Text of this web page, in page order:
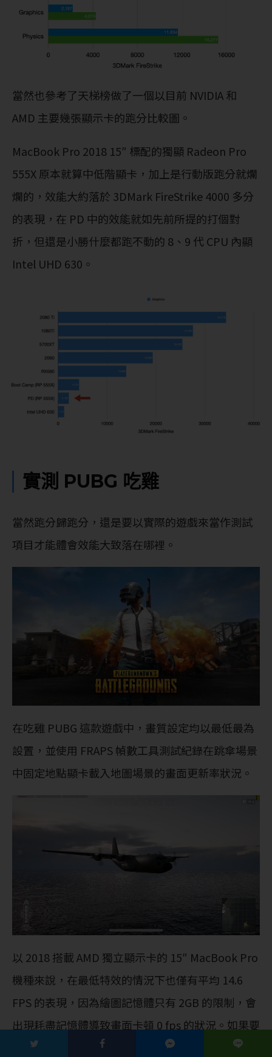
當然也參考了天梯榜做了一個以目前 NVIDIA 和
AMD 主要幾張顯示卡的跑分比較圖。
MacBook Pro 2018 15″ 標配的獨顯 Radeon Pro
555X 原本就算中低階顯卡，加上是行動版跑分就爛
爛的，效能大約落於 3DMark FireStrike 4000 多分
的表現，在 PD 中的效能就如先前所提的打個對
折，但還是小勝什麼都跑不動的 8、9 代 CPU 內顯
Intel UHD 630。
實測 PUBG 吃雞
當然跑分歸跑分，還是要以實際的遊戲來當作測試
項目才能體會效能大致落在哪裡。
在吃雞 PUBG 這款遊戲中，畫質設定均以最低最為
設置，並使用 FRAPS 幀數工具測試紀錄在跳傘場景
中固定地點顯卡載入地圖場景的畫面更新率狀況。
以 2018 搭載 AMD 獨立顯示卡的 15″ MacBook Pro
機種來說，在最低特效的情況下也僅有平均 14.6
FPS 的表現，因為繪圖記憶體只有 2GB 的限制，會
出現耗盡記憶體導致畫面卡頓 0 fps 的狀況。如果要
說能不能玩也算是可以玩，但遊戲表現上就非常卡